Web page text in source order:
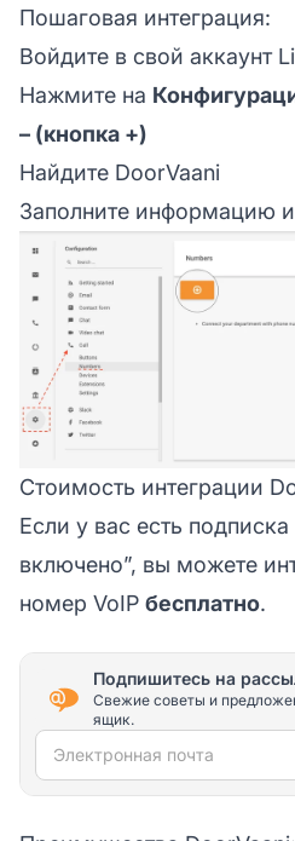
Пошаговая интеграция:
Войдите в свой аккаунт
Нажмите на
– (кнопка +)
Найдите DoorVaani
Заполните информацию
Стоимость интеграции
Если у вас есть
включено”, вы можете
номер VoIP бесплатно.
Подпишитесь на
Свежие советы и
ящик.
Электронная почта